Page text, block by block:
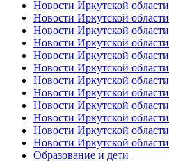
Новости Иркутской области
Новости Иркутской области
Новости Иркутской области
Новости Иркутской области
Новости Иркутской области
Новости Иркутской области
Новости Иркутской области
Новости Иркутской области
Новости Иркутской области
Новости Иркутской области
Новости Иркутской области
Новости Иркутской области
Образование и дети